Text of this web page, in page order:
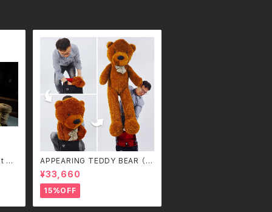
T/
APPEARING TEDDY BEAR （L
ARGE）
¥33,660
15%OFF